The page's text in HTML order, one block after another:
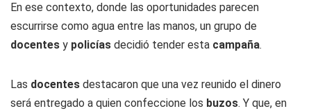
En ese contexto, donde las oportunidades parecen
escurrirse como agua entre las manos, un grupo de
docentes y policías decidió tender esta campaña.
Las docentes destacaron que una vez reunido el dinero
será entregado a quien confeccione los buzos. Y que, en